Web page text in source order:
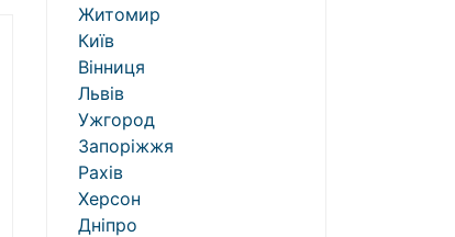
Житомир
Київ
Вінниця
Львів
Ужгород
Запоріжжя
Рахів
Херсон
Дніпро